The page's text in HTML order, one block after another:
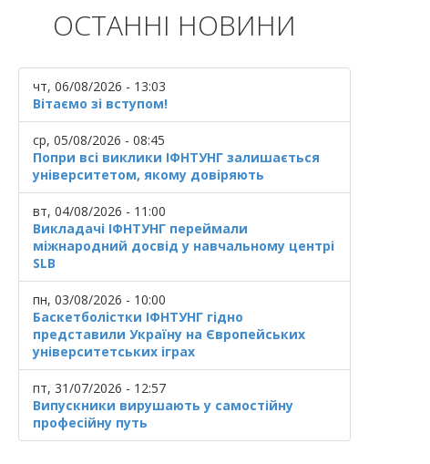
ОСТАННІ НОВИНИ
чт, 06/08/2026 - 13:03
Вітаємо зі вступом!
ср, 05/08/2026 - 08:45
Попри всі виклики ІФНТУНГ залишається
університетом, якому довіряють
вт, 04/08/2026 - 11:00
Викладачі ІФНТУНГ переймали
міжнародний досвід у навчальному центрі
SLB
пн, 03/08/2026 - 10:00
Баскетболістки ІФНТУНГ гідно
представили Україну на Європейських
університетських іграх
пт, 31/07/2026 - 12:57
Випускники вирушають у самостійну
професійну путь